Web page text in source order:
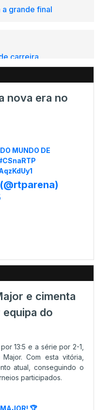
grande final
carreira
já arrancou!
arena
nos livros de história
MongolZ soma
grande final
nesta meia final
por Vitality
nova era no
MUNDO DE
e cimenta
do
13:5 e a série por 2-1,
Com esta vitória,
atual, conseguindo o
participados.